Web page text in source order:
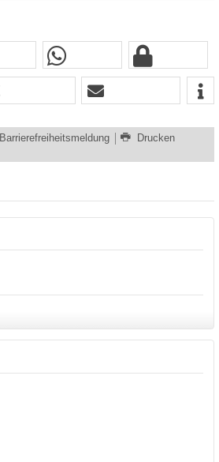
Barrierefreiheitsmeldung
Drucken